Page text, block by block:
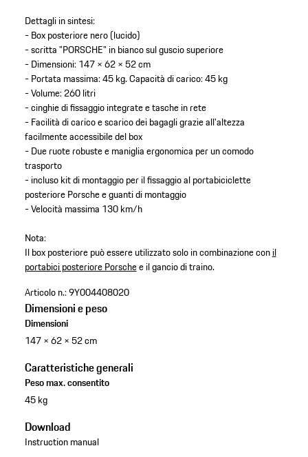
Dettagli in sintesi:
- Box posteriore nero (lucido)
- scritta "PORSCHE" in bianco sul guscio superiore
- Dimensioni: 147 × 62 × 52 cm
- Portata massima: 45 kg. Capacità di carico: 45 kg
- Volume: 260 litri
- cinghie di fissaggio integrate e tasche in rete
- Facilità di carico e scarico dei bagagli grazie all'altezza
facilmente accessibile del box
- Due ruote robuste e maniglia ergonomica per un comodo
trasporto
- incluso kit di montaggio per il fissaggio al portabiciclette
posteriore Porsche e guanti di montaggio
- Velocità massima 130 km/h
Nota:
Il box posteriore può essere utilizzato solo in combinazione conil
portabici posteriore Porschee il gancio di traino.
Articolo n.:9Y004408020
Dimensioni e peso
Dimensioni
147 × 62 × 52 cm
Caratteristiche generali
Peso max. consentito
45 kg
Download
Instruction manual